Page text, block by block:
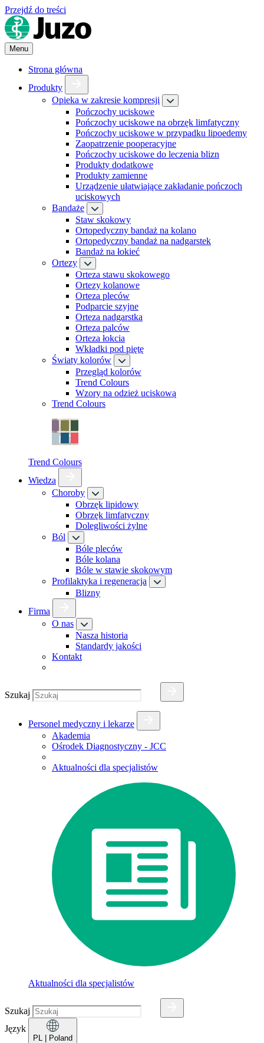
Przejdź do treści
Menu
Strona główna
Produkty
Opieka w zakresie kompresji
Pończochy uciskowe
Pończochy uciskowe na obrzęk limfatyczny
Pończochy uciskowe w przypadku lipoedemy
Zaopatrzenie pooperacyjne
Pończochy uciskowe do leczenia blizn
Produkty dodatkowe
Produkty zamienne
Urządzenie ułatwiające zakładanie pończoch
uciskowych
Bandaże
Staw skokowy
Ortopedyczny bandaż na kolano
Ortopedyczny bandaż na nadgarstek
Bandaż na łokieć
Ortezy
Orteza stawu skokowego
Ortezy kolanowe
Orteza pleców
Podparcie szyjne
Orteza nadgarstka
Orteza palców
Orteza łokcia
Wkładki pod piętę
Światy kolorów
Przegląd kolorów
Trend Colours
Wzory na odzież uciskową
Trend Colours
Trend Colours
Wiedza
Choroby
Obrzęk lipidowy
Obrzęk limfatyczny
Dolegliwości żylne
Ból
Bóle pleców
Bóle kolana
Bóle w stawie skokowym
Profilaktyka i regeneracja
Blizny
Firma
O nas
Nasza historia
Standardy jakości
Kontakt
Szukaj
Personel medyczny i lekarze
Akademia
Ośrodek Diagnostyczny - JCC
Aktualności dla specjalistów
Aktualności dla specjalistów
Szukaj
Język
PL | Poland